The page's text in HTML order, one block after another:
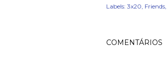
Labels: 3x20 Friends
COMENTÁRIOS